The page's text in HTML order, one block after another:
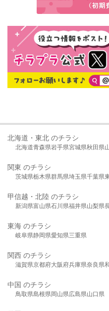
北海道・東北 のチラシ
北海道青森県岩手県宮城県秋田県
関東 のチラシ
茨城県栃木県群馬県埼玉県千葉県
甲信越・北陸 のチラシ
新潟県富山県石川県福井県山梨県
東海 のチラシ
岐阜県静岡県愛知県三重県
関西 のチラシ
滋賀県京都府大阪府兵庫県奈良県
中国 のチラシ
鳥取県島根県岡山県広島県山口県